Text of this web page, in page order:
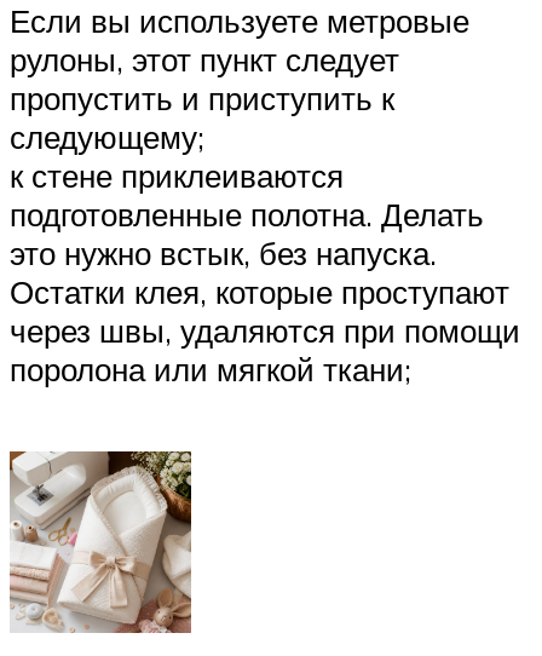
Если вы используете метровые
рулоны, этот пункт следует
пропустить и приступить к
следующему;
к стене приклеиваются
подготовленные полотна. Делать
это нужно встык, без напуска.
Остатки клея, которые проступают
через швы, удаляются при помощи
поролона или мягкой ткани;